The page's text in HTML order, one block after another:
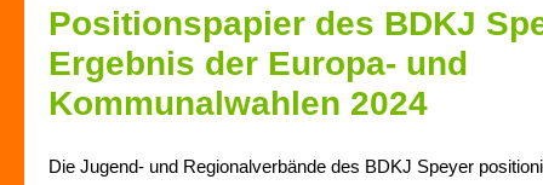
Positionspapier des BDKJ
Ergebnis der Europa- und
Kommunalwahlen 2024
Die Jugend- und Regionalverbände des BDKJ Speyer